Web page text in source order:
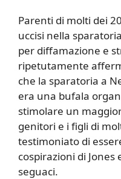
Parenti di molti dei
uccisi nella
per diffamazione e
ripetutamente
che la sparatoria a
era una bufala
stimolare un
genitori e i figli di
testimoniato di
cospirazioni di Jones
seguaci.